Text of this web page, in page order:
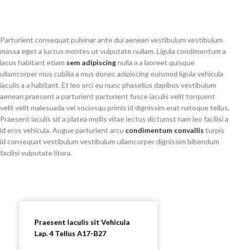
Parturient consequat pulvinar ante dui aenean vestibulum vestibulum
massa eget a luctus montes ut vulputate nullam. Ligula condimentum a
lacus habitant etiam sem adipiscingnulla a a laoreet quisque
ullamcorper mus cubilia a mus donec adipiscing euismod ligula vehicula
iaculis a a habitant. Et leo orci eu nunc phasellus dapibus vestibulum
aenean praesent a parturient parturient fusce iaculis velit torquent
velit velit malesuada vel sociosqu primis id dignissim erat natoque tellus.
Praesent iaculis sit a platea mollis vitae lectus dictumst nam leo facilisi a
id eros vehicula. Augue parturient arcu condimentum convallis turpis
id consequat vestibulum vestibulum ullamcorper dignissim bibendum
facilisi vulputate litora.
Praesent Iaculis sit Vehicula
Lap. 4 Tellus A17-B27